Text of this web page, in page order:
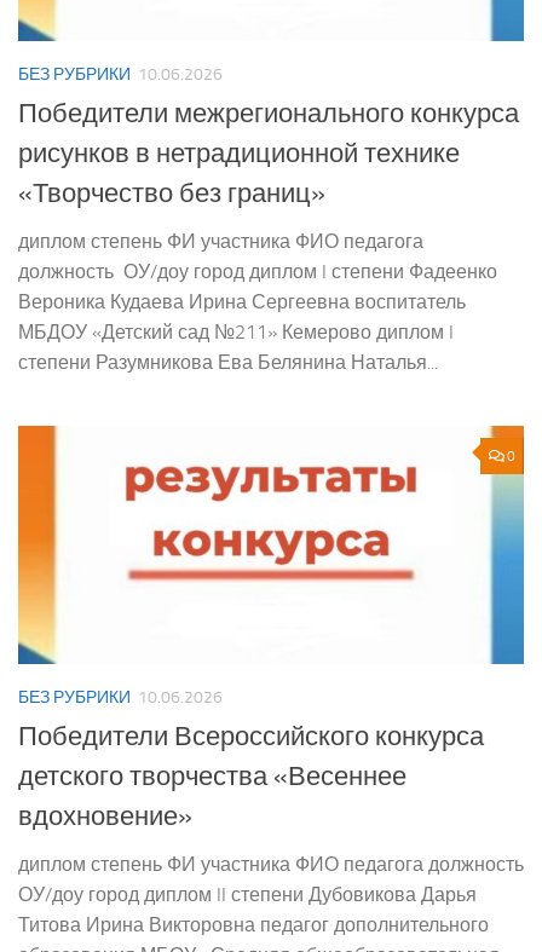
БЕЗ РУБРИКИ 10.06.2026
Победители межрегионального конкурса
рисунков в нетрадиционной технике
«Творчество без границ»
диплом степень ФИ участника ФИО педагога
должность ОУ/доу город диплом I степени Фадеенко
Вероника Кудаева Ирина Сергеевна воспитатель
МБДОУ «Детский сад №211» Кемерово диплом I
степени Разумникова Ева Белянина Наталья...
0
БЕЗ РУБРИКИ 10.06.2026
Победители Всероссийского конкурса
детского творчества «Весеннее
вдохновение»
диплом степень ФИ участника ФИО педагога должность
ОУ/доу город диплом II степени Дубовикова Дарья
Титова Ирина Викторовна педагог дополнительного